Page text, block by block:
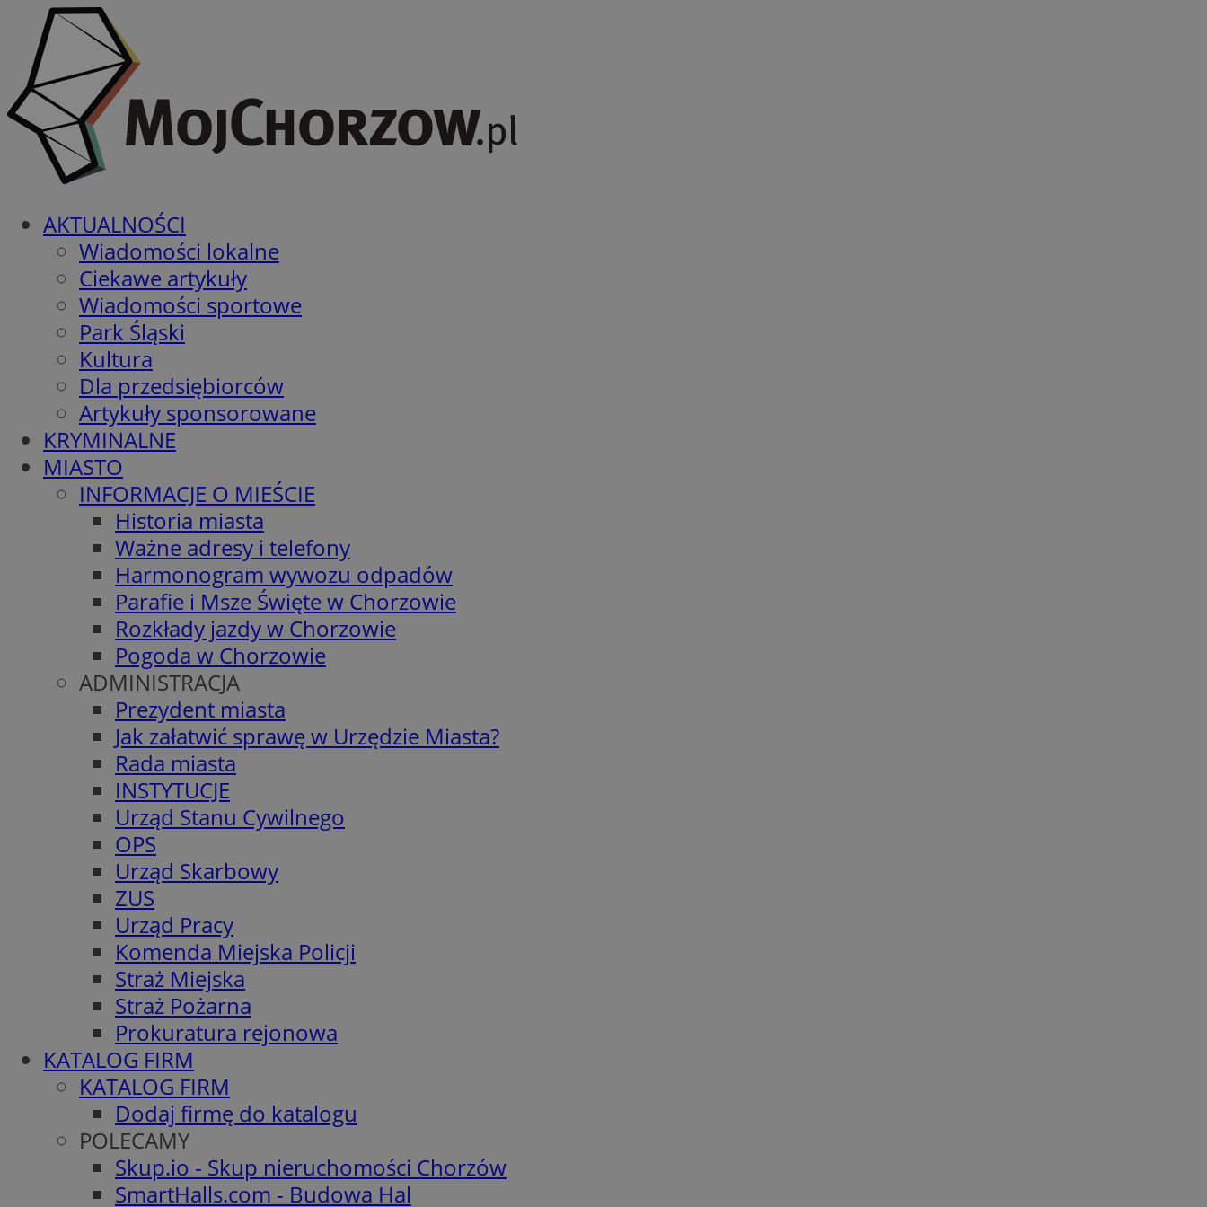
AKTUALNOŚCI
Wiadomości lokalne
Ciekawe artykuły
Wiadomości sportowe
Park Śląski
Kultura
Dla przedsiębiorców
Artykuły sponsorowane
KRYMINALNE
MIASTO
INFORMACJE O MIEŚCIE
Historia miasta
Ważne adresy i telefony
Harmonogram wywozu odpadów
Parafie i Msze Święte w Chorzowie
Rozkłady jazdy w Chorzowie
Pogoda w Chorzowie
ADMINISTRACJA
Prezydent miasta
Jak załatwić sprawę w Urzędzie Miasta?
Rada miasta
INSTYTUCJE
Urząd Stanu Cywilnego
OPS
Urząd Skarbowy
ZUS
Urząd Pracy
Komenda Miejska Policji
Straż Miejska
Straż Pożarna
Prokuratura rejonowa
KATALOG FIRM
KATALOG FIRM
Dodaj firmę do katalogu
POLECAMY
Skup.io - Skup nieruchomości Chorzów
SmartHalls.com - Budowa Hal